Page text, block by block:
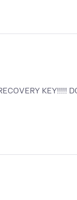
KEY!!!!!